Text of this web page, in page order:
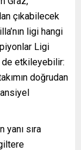
çıkabilecek
ligi hangi
Ligi
de etkileyebilir:
doğrudan
yanı sıra